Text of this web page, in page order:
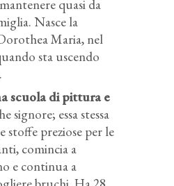
quasi da
Nasce la
Maria, nel
sta uscendo
scuola di pittura e
signore; essa stessa
stoffe preziose per le
comincia a
e continua a